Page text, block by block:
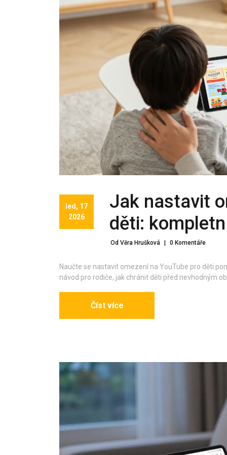
led, 17
2026
Jak nastavit
děti:
Od Věra Hrušková | 0 Komentáře
Naučte se nastavit omezení na YouTube pro děti
návod pro rodiče, jak chránit děti před nevhodným
Číst více